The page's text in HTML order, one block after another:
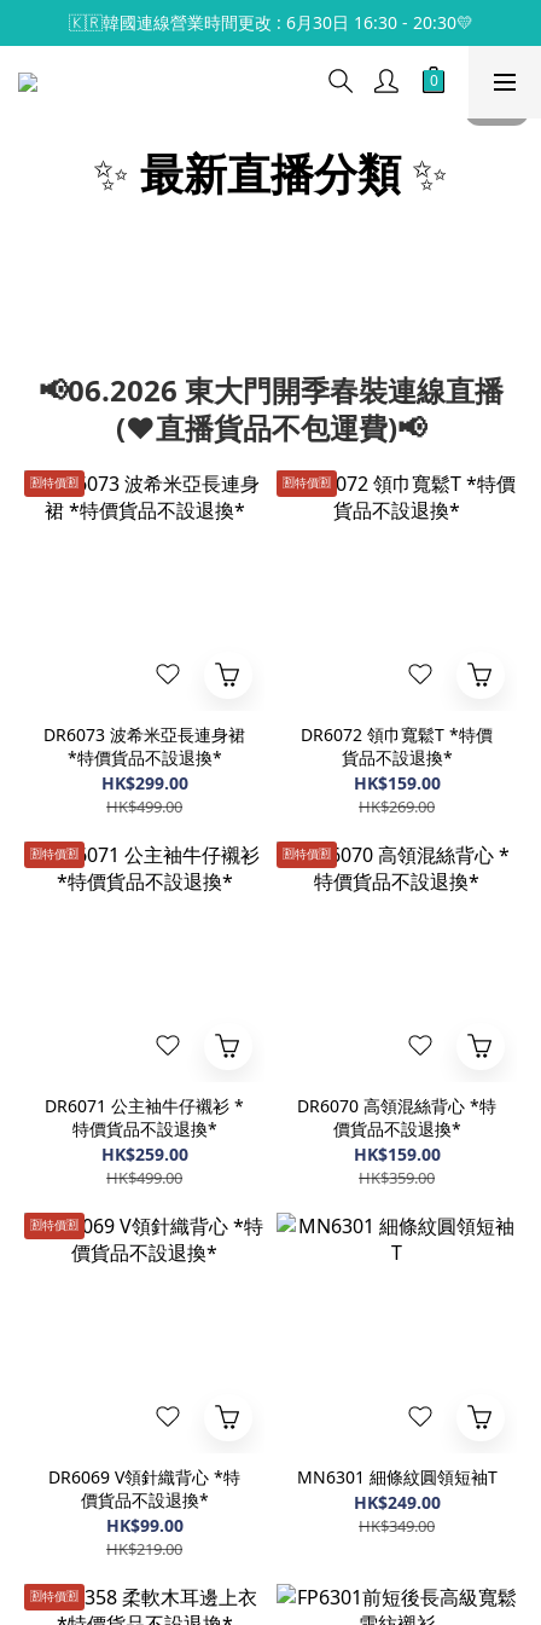
🇰🇷韓國連線營業時間更改 : 6月30日 16:30 - 20:30💛
✨ 最新直播分類✨
📢06.2026 東大門開季春裝連線直播
(♥️直播貨品不包運費)📢
🈹️特價🈹️
DR6073 波希米亞長連身裙
*特價貨品不設退換*
HK$299.00
HK$499.00
🈹️特價🈹️
DR6072 領巾寬鬆T *特價
貨品不設退換*
HK$159.00
HK$269.00
🈹️特價🈹️
DR6071 公主袖牛仔襯衫 *
特價貨品不設退換*
HK$259.00
HK$499.00
🈹️特價🈹️
DR6070 高領混絲背心 *特
價貨品不設退換*
HK$159.00
HK$359.00
🈹️特價🈹️
DR6069 V領針織背心 *特
價貨品不設退換*
HK$99.00
HK$219.00
MN6301 細條紋圓領短袖T
HK$249.00
HK$349.00
🈹️特價🈹️